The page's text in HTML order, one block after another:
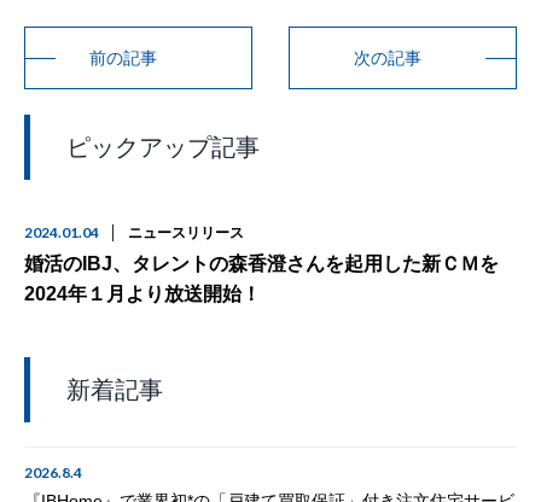
前の記事 次の記事
ピックアップ記事
2024.01.04 ニュースリリース
婚活のIBJ、タレントの森香澄さんを起用した新ＣＭを
2024年１月より放送開始！
新着記事
2026.8.4